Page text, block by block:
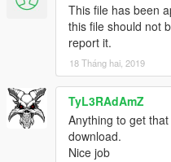
This file has been
this file should not
report it.
18 Tháng hai, 2019
TyL3RAdAmZ
Anything to get
download.
Nice job